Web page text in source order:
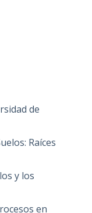
de
Raíces
y los
en